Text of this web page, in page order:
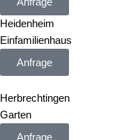
Heidenheim
Einfamilienhaus
Anfrage
Herbrechtingen
Garten
Anfrage